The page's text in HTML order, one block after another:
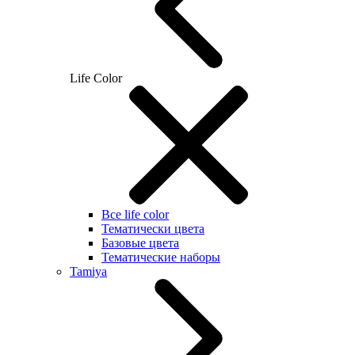
Life Color
Все life color
Тематически цвета
Базовые цвета
Тематические наборы
Tamiya